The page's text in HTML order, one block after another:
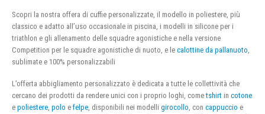
Scopri la nostra offera di cuffie personalizzate, il modello in poliestere, più
classico e adatto all’uso occasionale in piscina, i modelli in silicone per i
triathlon e gli allenamento delle squadre agonistiche e nella versione
Competition per le squadre agonistiche di nuoto, e le calottine da pallanuoto,
sublimate e 100% personalizzabili
L’offerta abbigliamento personalizzato è dedicata a tutte le collettività che
cercano dei prodotti da rendere unici con i proprio loghi, cometshirt in cotone
e poliestere, polo e felpe, disponibili nei modelli girocollo, con cappuccio e